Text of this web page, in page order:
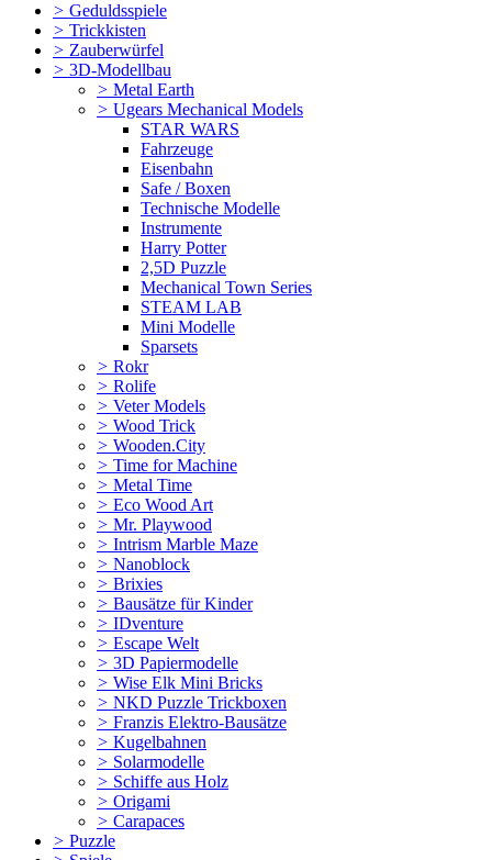
> Geduldsspiele
> Trickkisten
> Zauberwürfel
> 3D-Modellbau
> Metal Earth
> Ugears Mechanical Models
STAR WARS
Fahrzeuge
Eisenbahn
Safe / Boxen
Technische Modelle
Instrumente
Harry Potter
2,5D Puzzle
Mechanical Town Series
STEAM LAB
Mini Modelle
Sparsets
> Rokr
> Rolife
> Veter Models
> Wood Trick
> Wooden.City
> Time for Machine
> Metal Time
> Eco Wood Art
> Mr. Playwood
> Intrism Marble Maze
> Nanoblock
> Brixies
> Bausätze für Kinder
> IDventure
> Escape Welt
> 3D Papiermodelle
> Wise Elk Mini Bricks
> NKD Puzzle Trickboxen
> Franzis Elektro-Bausätze
> Kugelbahnen
> Solarmodelle
> Schiffe aus Holz
> Origami
> Carapaces
> Puzzle